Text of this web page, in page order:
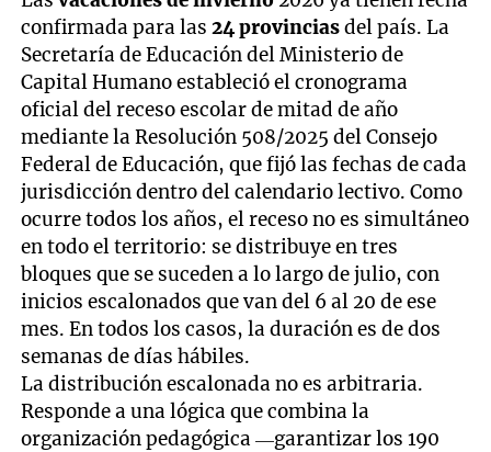
confirmada para las24 provinciasdel país. La
Secretaría de Educación del Ministerio de
Capital Humano estableció el cronograma
oficial del receso escolar de mitad de año
mediante la Resolución 508/2025 del Consejo
Federal de Educación, que fijó las fechas de cada
jurisdicción dentro del calendario lectivo. Como
ocurre todos los años, el receso no es simultáneo
en todo el territorio: se distribuye en tres
bloques que se suceden a lo largo de julio, con
inicios escalonados que van del 6 al 20 de ese
mes. En todos los casos, la duración es de dos
semanas de días hábiles.
La distribución escalonada no es arbitraria.
Responde a una lógica que combina la
organización pedagógica —garantizar los 190